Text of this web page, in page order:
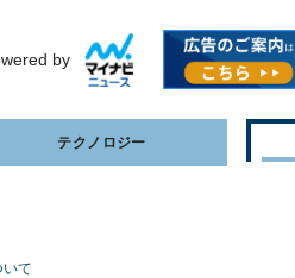
by
テクノロジー
て